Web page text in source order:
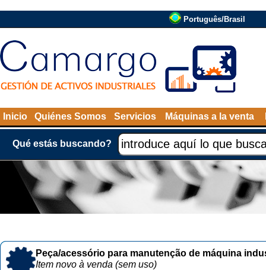
Português/Brasil
Inicio Quiénes Somos Servicios Máquinas a la venta
Qué estás buscando?
Peça/acessório para manutenção de máquina
Item novo à venda (sem uso)